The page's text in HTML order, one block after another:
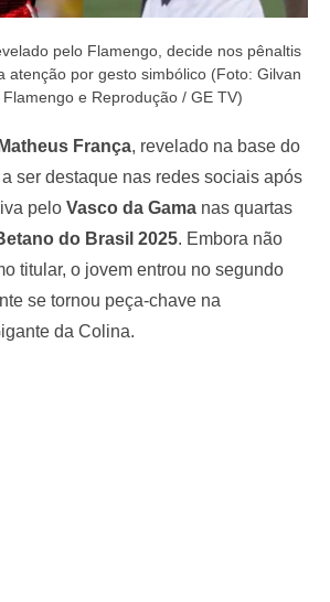
pelo Flamengo, decide nos pênaltis
atenção por gesto simbólico (Foto: Gilvan
e Reprodução / GE TV)
França, revelado na base do
ser destaque nas redes sociais após
pelo Vasco da Gama nas quartas
do Brasil 2025. Embora não
titular, o jovem entrou no segundo
se tornou peça-chave na
da Colina.